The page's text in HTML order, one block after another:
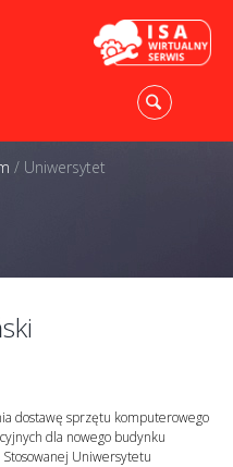
/ Uniwersytet
dostawę sprzętu komputerowego
dla nowego budynku
Uniwersytetu